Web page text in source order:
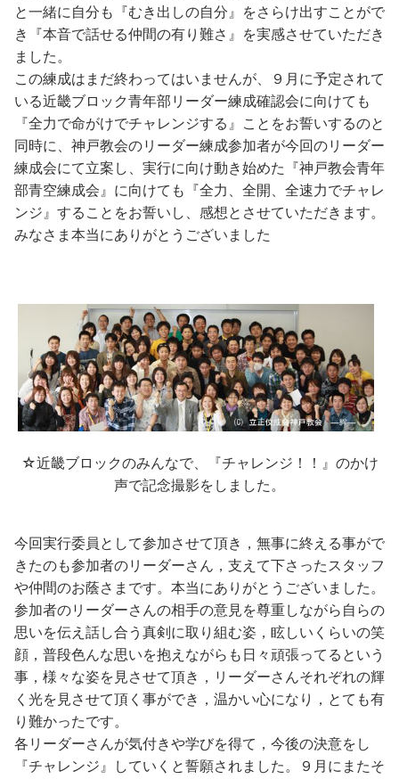
と一緒に自分も『むき出しの自分』をさらけ出すことがで
き『本音で話せる仲間の有り難さ』を実感させていただき
ました。
この練成はまだ終わってはいませんが、９月に予定されて
いる近畿ブロック青年部リーダー練成確認会に向けても
『全力で命がけでチャレンジする』ことをお誓いするのと
同時に、神戸教会のリーダー練成参加者が今回のリーダー
練成会にて立案し、実行に向け動き始めた『神戸教会青年
部青空練成会』に向けても『全力、全開、全速力でチャレ
ンジ』することをお誓いし、感想とさせていただきます。
みなさま本当にありがとうございました
☆近畿ブロックのみんなで、『チャレンジ！！』のかけ
声で記念撮影をしました。
今回実行委員として参加させて頂き，無事に終える事がで
きたのも参加者のリーダーさん，支えて下さったスタッフ
や仲間のお蔭さまです。本当にありがとうございました。
参加者のリーダーさんの相手の意見を尊重しながら自らの
思いを伝え話し合う真剣に取り組む姿，眩しいくらいの笑
顔，普段色んな思いを抱えながらも日々頑張ってるという
事，様々な姿を見させて頂き，リーダーさんそれぞれの輝
く光を見させて頂く事ができ，温かい心になり，とても有
り難かったです。
各リーダーさんが気付きや学びを得て，今後の決意をし
『チャレンジ』していくと誓願されました。９月にまたそ